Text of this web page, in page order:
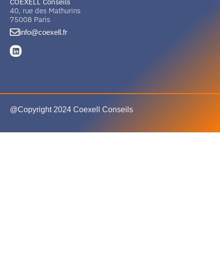
40, rue des Mathurins
75008 Paris
info@coexell.fr
@Copyright 2024 Coexell Conseils